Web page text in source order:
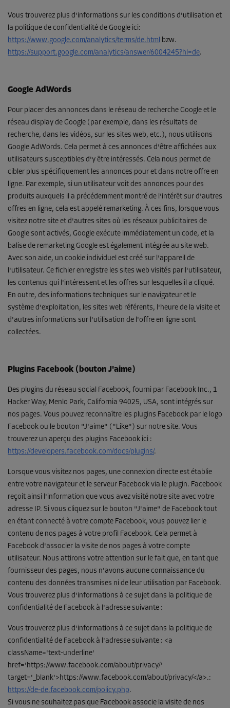
Vous trouverez plus d'informations sur les conditions d'utilisation et
la politique de confidentialité de Google ici:
https://www.google.com/analytics/terms/de.html bzw.
https://support.google.com/analytics/answer/6004245?hl=de.
Google AdWords
Pour placer des annonces dans le réseau de recherche Google et le
réseau display de Google (par exemple, dans les résultats de
recherche, dans les vidéos, sur les sites web, etc.), nous utilisons
Google AdWords. Cela permet à ces annonces d'être affichées aux
utilisateurs susceptibles d'y être intéressés. Cela nous permet de
cibler plus spécifiquement les annonces pour et dans notre offre en
ligne. Par exemple, si un utilisateur voit des annonces pour des
produits auxquels il a précédemment montré de l'intérêt sur d'autres
offres en ligne, cela est appelé remarketing. À ces fins, lorsque vous
visitez notre site et d'autres sites où les réseaux publicitaires de
Google sont activés, Google exécute immédiatement un code, et la
balise de remarketing Google est également intégrée au site web.
Avec son aide, un cookie individuel est créé sur l'appareil de
l'utilisateur. Ce fichier enregistre les sites web visités par l'utilisateur,
les contenus qui l'intéressent et les offres sur lesquelles il a cliqué.
En outre, des informations techniques sur le navigateur et le
système d'exploitation, les sites web référents, l'heure de la visite et
d'autres informations sur l'utilisation de l'offre en ligne sont
collectées.
Plugins Facebook (bouton J'aime)
Des plugins du réseau social Facebook, fourni par Facebook Inc., 1
Hacker Way, Menlo Park, California 94025, USA, sont intégrés sur
nos pages. Vous pouvez reconnaître les plugins Facebook par le logo
Facebook ou le bouton "J'aime" ("Like") sur notre site. Vous
trouverez un aperçu des plugins Facebook ici :
https://developers.facebook.com/docs/plugins/.
Lorsque vous visitez nos pages, une connexion directe est établie
entre votre navigateur et le serveur Facebook via le plugin. Facebook
reçoit ainsi l'information que vous avez visité notre site avec votre
adresse IP. Si vous cliquez sur le bouton "J'aime" de Facebook tout
en étant connecté à votre compte Facebook, vous pouvez lier le
contenu de nos pages à votre profil Facebook. Cela permet à
Facebook d'associer la visite de nos pages à votre compte
utilisateur. Nous attirons votre attention sur le fait que, en tant que
fournisseur des pages, nous n'avons aucune connaissance du
contenu des données transmises ni de leur utilisation par Facebook.
Vous trouverez plus d'informations à ce sujet dans la politique de
confidentialité de Facebook à l'adresse suivante :
Vous trouverez plus d'informations à ce sujet dans la politique de
confidentialité de Facebook à l'adresse suivante : <a
className='text-underline'
href='https://www.facebook.com/about/privacy/'
target='_blank'>https://www.facebook.com/about/privacy/</a>.:
https://de-de.facebook.com/policy.php.
Si vous ne souhaitez pas que Facebook associe la visite de nos